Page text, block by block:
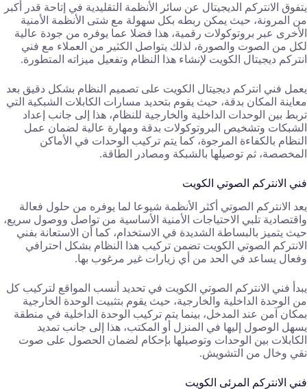
يتفوق الانتركم الديجيتال عن سائر الأنظمة التقليدية في إتاحة قدر أكبر
من المرونة، حيث يمكن ربطه بكل سهولة مع شتى الأنظمة الأمنية
الأخرى عبر بروتوكولات رقمية، هذا فضلا عما يوفره من جودة عالية
لكل من الصوت والصورة، لذلك يتواصل الكثير من العملاء مع فني
انتركم ديجيتال الكويت لإنشاء هذا النظام وتفعيل ميزاته المتطورة.
يعمل فني انتركم ديجيتال الكويت على تصميم النظام بشكل دقيق بعد
معاينة المكان بدقة، حيث يقوم بتحديد مسارات الكابلات الشبكية التي
تربط بين الوحدات الداخلية والخارجية للنظام، هذا إلى جانب إعداد
الشبكات وتشخيص البروتوكولات بدقة ومهارة عالية لضمان عمل
النظام بالكفاءة المرجوة، كما يتم تركيب الوحدات في الأماكن
المخصصة، ثم توصيلها بالشبكة ومصادر الطاقة.
فني الانتركم الصوتي الكويت
يعد الانتركم الصوتي أكثر الأنظمة شيوعا لما يوفره من حلول فعالة
واقتصادية تلبي الاحتياجات الأمنية الأساسية من تواصل ووصول سريع،
حيث يتميز بالبساطة الشديدة في الاستخدام، كما أن الاستعانة بفني
الانتركم الصوتي الكويت تضمن تركيب هذا النظام بشكل احترافي
وفعال يساعد في الحد من أي زيارات غير مرغوب بها.
يبدأ فني الانتركم الصوتي الكويت في تحديد أنسب المواقع لتركيب كل
من الوحدة الداخلية والخارجية، حيث يقوم بتثبيت الوحدة الخارجية
بمكان آمن عند المدخل، بينما يتم تركيب الوحدة الداخلية في منطقة
يسهل الوصول إليها في المنزل أو المكتب، هذا إلى جانب تمديد
الكابلات بين الوحدات وتوصيلها بإحكام لضمان الحصول على صوت
نقي وخال من التشويش.
فني الانتركم المرئى الكويت